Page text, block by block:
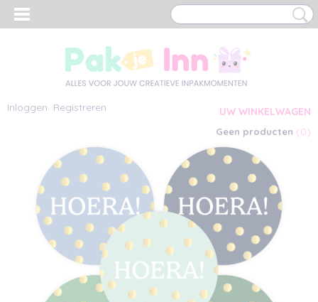
Inloggen Registreren UW WINKELWAGEN
Geen producten (0)